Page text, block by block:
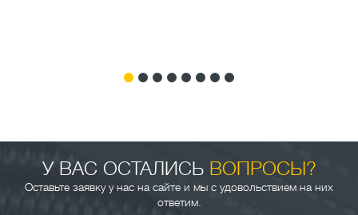
У ВАС ОСТАЛИСЬ ВОПРОСЫ?
Оставьте заявку у нас на сайте и мы с удовольствием на них
ответим.